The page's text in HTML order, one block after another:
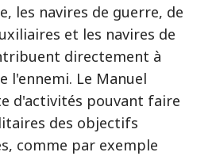
les navires de guerre, de
et les navires de
directement à
l'ennemi. Le Manuel
d'activités pouvant faire
des objectifs
comme par exemple